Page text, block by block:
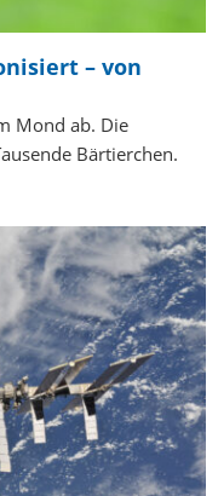
– von
Mond ab. Die
Bärtierchen.